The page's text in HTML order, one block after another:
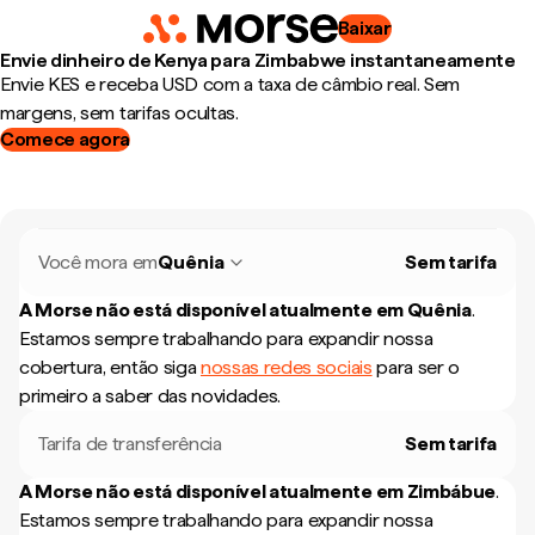
Baixar
Envie dinheiro de Kenya para Zimbabwe instantaneamente
Envie KES e receba USD com a taxa de câmbio real. Sem
margens, sem tarifas ocultas.
Comece agora
Você mora emQuênia Sem tarifa
A Morse não está disponível atualmente em Quênia.
Estamos sempre trabalhando para expandir nossa
cobertura, então siganossas redes sociais para ser o
primeiro a saber das novidades.
Tarifa de transferência Sem tarifa
A Morse não está disponível atualmente em Zimbábue.
Estamos sempre trabalhando para expandir nossa